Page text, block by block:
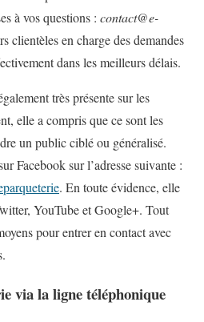
à vos questions : contact@e-
clientèles en charge des demandes
dans les meilleurs délais.
très présente sur les
elle a compris que ce sont les
un public ciblé ou généralisé.
Facebook sur l’adresse suivante :
. En toute évidence, elle
YouTube et Google+. Tout
pour entrer en contact avec
via la ligne téléphonique